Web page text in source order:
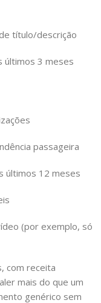
título/descrição
últimos 3 meses
passageira
últimos 12 meses
(por exemplo, só
com receita
mais do que um
genérico sem